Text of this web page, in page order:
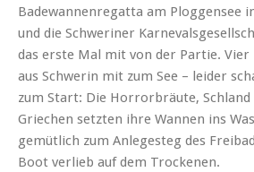
Badewannenregatta am Ploggensee
und die Schweriner
das erste Mal mit von der Partie.
aus Schwerin mit zum See – leider
zum Start: Die Horrorbräute, Schland
Griechen setzten ihre Wannen ins
gemütlich zum Anlegesteg des
Boot verlieb auf dem Trockenen.